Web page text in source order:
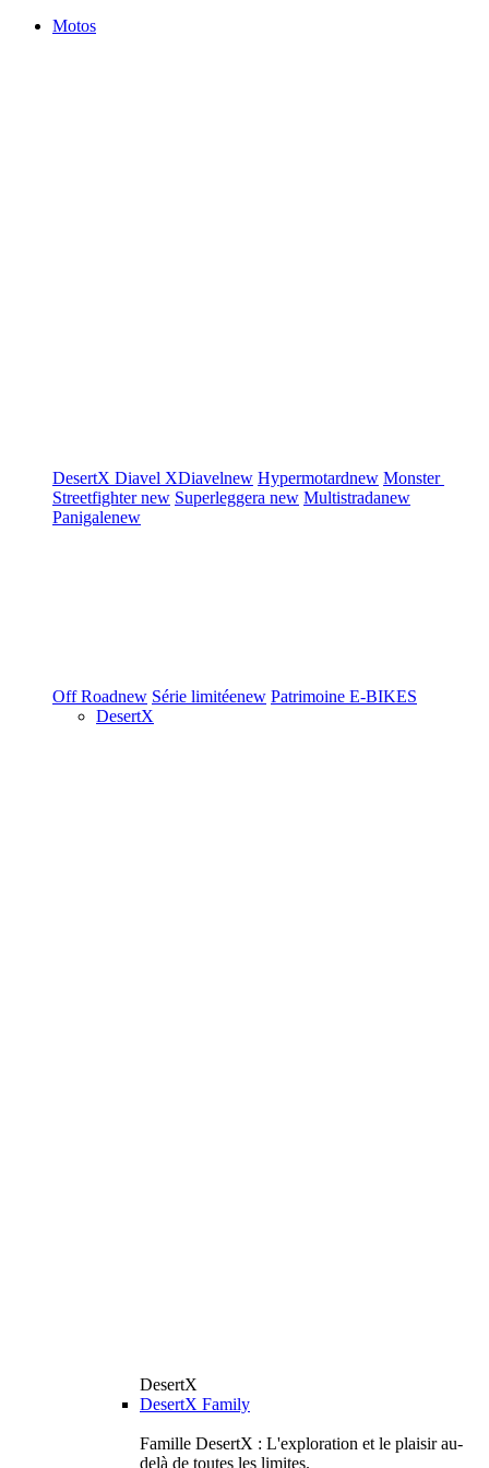
Motos
DesertX Diavel XDiavelnew Hypermotardnew Monster
Streetfighternew Superleggera new Multistradanew
Panigalenew
Off Roadnew Série limitéenew Patrimoine E-BIKES
DesertX
DesertX
DesertX Family
Famille DesertX : L'exploration et le plaisir au-
delà de toutes les limites.